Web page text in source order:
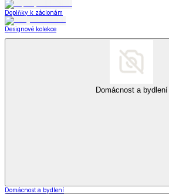
Doplňky k záclonám
Designové kolekce
Domácnost a bydlení
Domácnost a bydlení